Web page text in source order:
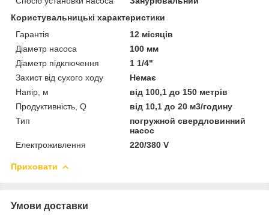
Користувальницькі характеристики
Гарантія
12 місяців
Діаметр насоса
100 мм
Діаметр підключення
1 1/4"
Захист від сухого ходу
Немає
Напір, м
від 100,1 до 150 метрів
Продуктивність, Q
від 10,1 до 20 м3/годину
Тип
погружной свердловинний
насос
Електроживлення
220/380 V
Приховати
Умови доставки